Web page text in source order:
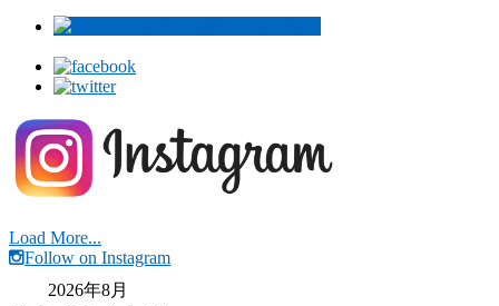
Load More...
Follow on Instagram
2026年8月